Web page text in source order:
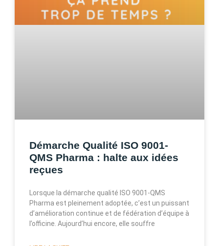
Démarche Qualité ISO 9001-
QMS Pharma : halte aux idées
reçues
Lorsque la démarche qualité ISO 9001-QMS
Pharma est pleinement adoptée, c’est un puissant
d’amélioration continue et de fédération d’équipe à
l’officine. Aujourd’hui encore, elle souffre